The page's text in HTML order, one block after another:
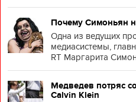
Почему Симоньян
Одна из ведущих
медиасистемы,
RT Маргарита
Медведев потряс
Calvin Klein